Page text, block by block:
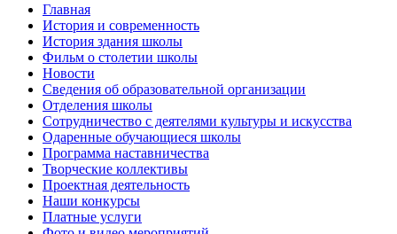
Главная
История и современность
История здания школы
Фильм о столетии школы
Новости
Сведения об образовательной организации
Отделения школы
Сотрудничество с деятелями культуры и искусства
Одаренные обучающиеся школы
Программа наставничества
Творческие коллективы
Проектная деятельность
Наши конкурсы
Платные услуги